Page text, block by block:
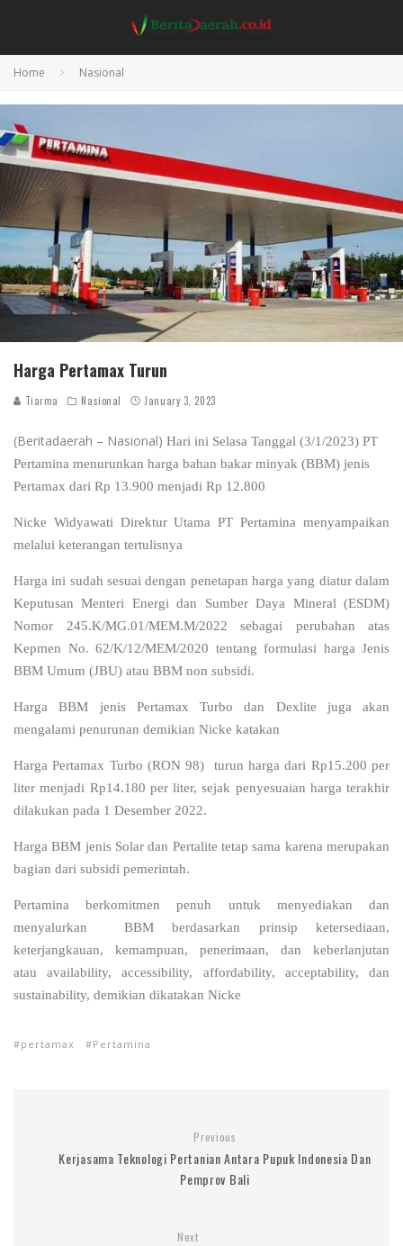
Home Nasional
Harga Pertamax Turun
Tiarma Nasional January 3, 2023
(Beritadaerah – Nasional) Hari ini Selasa Tanggal (3/1/2023) PT
Pertamina menurunkan harga bahan bakar minyak (BBM) jenis
Pertamax dari Rp 13.900 menjadi Rp 12.800
Nicke Widyawati Direktur Utama PT Pertamina menyampaikan
melalui keterangan tertulisnya
Harga ini sudah sesuai dengan penetapan harga yang diatur dalam
Keputusan Menteri Energi dan Sumber Daya Mineral (ESDM)
Nomor 245.K/MG.01/MEM.M/2022 sebagai perubahan atas
Kepmen No. 62/K/12/MEM/2020 tentang formulasi harga Jenis
BBM Umum (JBU) atau BBM non subsidi.
Harga BBM jenis Pertamax Turbo dan Dexlite juga akan
mengalami penurunan demikian Nicke katakan
Harga Pertamax Turbo (RON 98) turun harga dari Rp15.200 per
liter menjadi Rp14.180 per liter, sejak penyesuaian harga terakhir
dilakukan pada 1 Desember 2022.
Harga BBM jenis Solar dan Pertalite tetap sama karena merupakan
bagian dari subsidi pemerintah.
Pertamina berkomitmen penuh untuk menyediakan dan
menyalurkan BBM berdasarkan prinsip ketersediaan,
keterjangkauan, kemampuan, penerimaan, dan keberlanjutan
atauavailability, accessibility, affordability, acceptability, dan
sustainability, demikian dikatakan Nicke
pertamax Pertamina
Previous
Kerjasama Teknologi Pertanian Antara Pupuk Indonesia Dan
Pemprov Bali
Next